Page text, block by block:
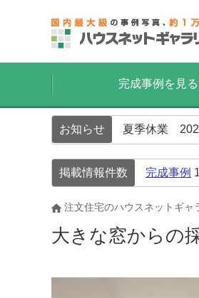
完成事例を見る
お知らせ 夏季休業
掲載情報件数 完成事例
注文住宅のハウスネットギャ
大きな窓からの